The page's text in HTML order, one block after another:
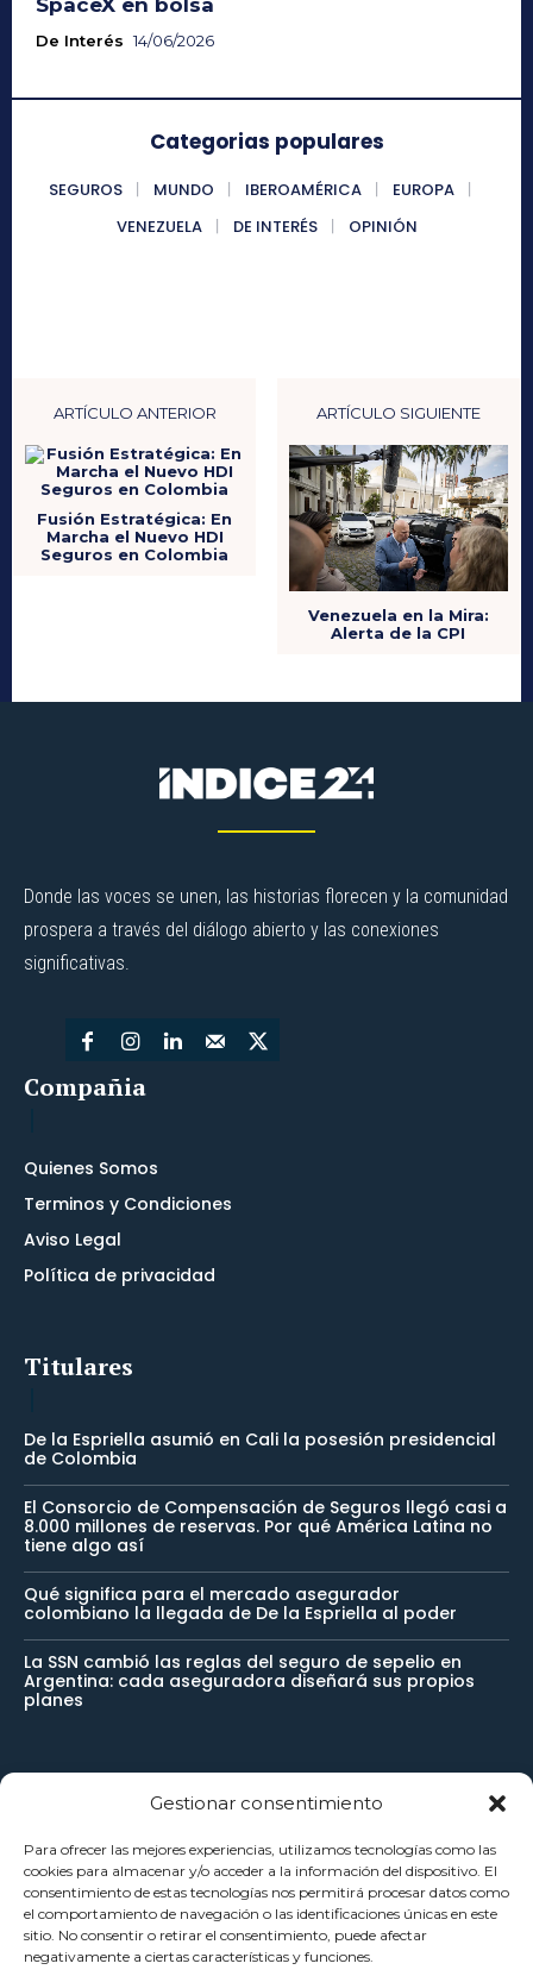
Gestionar consentimiento
Para ofrecer las mejores experiencias, utilizamos tecnologías como las
cookies para almacenar y/o acceder a la información del dispositivo. El
consentimiento de estas tecnologías nos permitirá procesar datos como
el comportamiento de navegación o las identificaciones únicas en este
sitio. No consentir o retirar el consentimiento, puede afectar
negativamente a ciertas características y funciones.
De Interés 14/06/2026
Categorias populares
SEGUROS MUNDO IBEROAMÉRICA
EUROPA
VENEZUELA
DE INTERÉS OPINIÓN
ARTÍCULO ANTERIOR
Fusión Estratégica: En
Marcha el Nuevo HDI
Seguros en Colombia
ARTÍCULO SIGUIENTE
Venezuela en la Mira:
Alerta de la CPI
Donde las voces se unen, las historias florecen y la comunidad
prospera a través del diálogo abierto y las conexiones
significativas.
Compañia
Quienes Somos
Terminos y Condiciones
Aviso Legal
Política de privacidad
Titulares
De la Espriella asumió en Cali la posesión presidencial
de Colombia
El Consorcio de Compensación de Seguros llegó casi a
8.000 millones de reservas. Por qué América Latina no
tiene algo así
Qué significa para el mercado asegurador
colombiano la llegada de De la Espriella al poder
La SSN cambió las reglas del seguro de sepelio en
Argentina: cada aseguradora diseñará sus propios
planes
Reciba noticias importantes directamente en su buzón de
entrada y manténgase conectado.